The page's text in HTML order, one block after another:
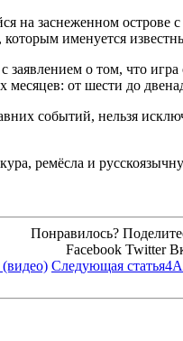
на заснеженном
которым именуется
о том, что игра
месяцев: от шести до
событий, нельзя
ремёсла и
Понравилось?
Facebook Twitter
Следующая статья